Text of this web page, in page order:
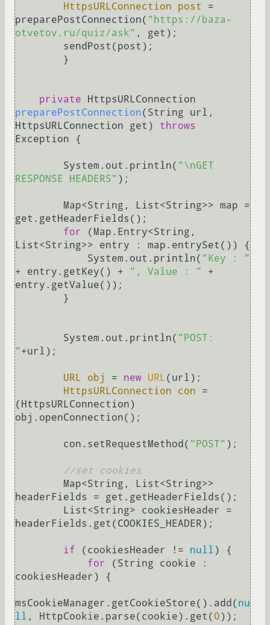
HttpsURLConnection
post
=
preparePostConnection( "https://baza-
otvetov.ru/quiz/ask" , get);
private
preparePostConnection(String url,
HttpsURLConnection get)
throws
Exception {
        System.out.println(
"\nGET
RESPONSE HEADERS" );
get.getHeaderFields();
for
(Map.Entry<String,
List<String>> entry : map.entrySet()) {
            System.out.println(
"Key : "
+ entry.getKey() +
", Value : "
+
entry.getValue());
        System.out.println(
"POST:
"+url);
URL obj = new URL(url);
HttpsURLConnection
con
=
(HttpsURLConnection)
obj.openConnection();
        con.setRequestMethod(
"POST" );
//set cookies
headerFields = get.getHeaderFields();
headerFields.get(COOKIES_HEADER);
if (cookiesHeader != null) {
for
(String cookie :
cookiesHeader) {
msCookieManager.getCookieStore().add( nu
ll , HttpCookie.parse(cookie).get( 0));